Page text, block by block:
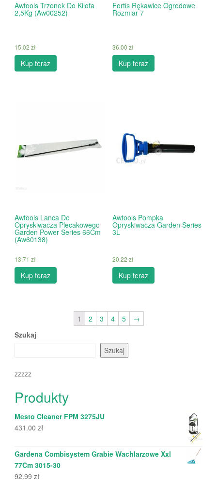
Awtools Trzonek Do Kilofa
2,5Kg (Aw00252)
15.02 zł
Kup teraz
Fortis Rękawice Ogrodowe
Rozmiar 7
36.00 zł
Kup teraz
Awtools Lanca Do
Opryskiwacza Plecakowego
Garden Power Series 66Cm
(Aw60138)
13.71 zł
Kup teraz
Awtools Pompka
Opryskiwacza Garden Series
3L
20.22 zł
Kup teraz
1 2 3 4 5
→
Szukaj
Szukaj
zzzzz
Produkty
Mesto Cleaner FPM 3275JU
431.00 zł
Gardena Combisystem Grabie Wachlarzowe Xxl
77Cm 3015-30
92.99 zł